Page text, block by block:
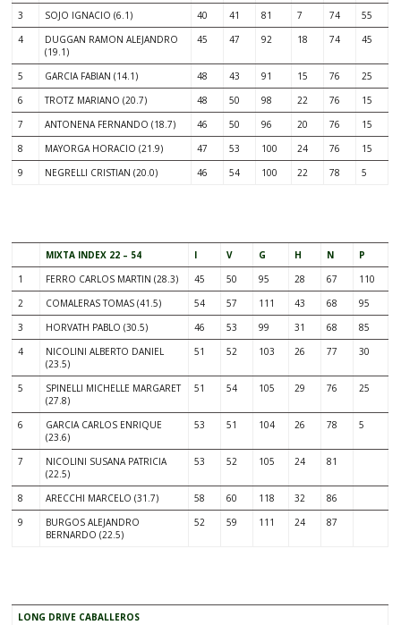
3
SOJO IGNACIO (6.1) 40 41 81 7 74
55
4
DUGGAN RAMON ALEJANDRO
(19.1)
45 47 92 18 74 45
5 GARCIA FABIAN (14.1) 48 43 91 15 76
25
6
TROTZ MARIANO (20.7) 48 50 98 22 76
15
7
ANTONENA FERNANDO (18.7) 46 50 96 20 76
15
8
MAYORGA HORACIO (21.9) 47 53 100 24 76
15
9
NEGRELLI CRISTIAN (20.0) 46 54 100 22 78 5
MIXTA INDEX 22 – 54 I V G H N
P
1
FERRO CARLOS MARTIN (28.3) 45 50 95 28 67
110
2
COMALERAS TOMAS (41.5) 54 57 111 43 68
95
3
HORVATH PABLO (30.5) 46 53 99 31 68
85
4
NICOLINI ALBERTO DANIEL
(23.5)
51 52 103 26 77 30
5
SPINELLI MICHELLE MARGARET
(27.8)
51 54 105 29 76 25
6
GARCIA CARLOS ENRIQUE
(23.6)
53 51 104 26 78 5
7
NICOLINI SUSANA PATRICIA
(22.5)
53 52 105 24 81
8 ARECCHI MARCELO (31.7) 58 60 118 32
86
9
BURGOS ALEJANDRO
BERNARDO (22.5)
52 59 111 24 87
LONG DRIVE CABALLEROS